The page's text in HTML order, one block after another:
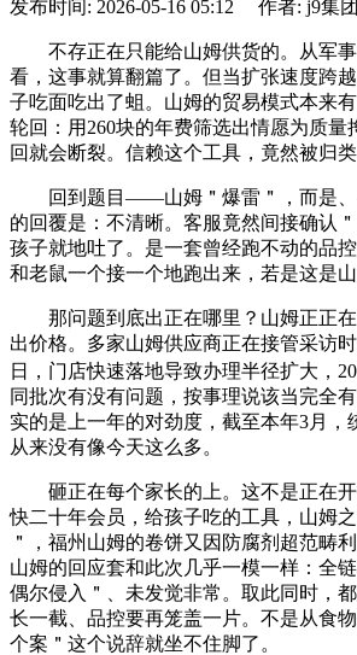
发布时间: 2026-05-16 05:12 作者: j9集
不存正在只能给山姆供货的。从军事
看，这事就算翻篇了。但当扩张速度跨
子吃面吃出了蛆。山姆的贸易模式本来
轮回：用260块的年费筛选出情愿为质量
回就会断裂。信赖这个工具，竟然被归
回到题目——山姆＂爆雷＂，而是、
的回覆是：不清晰。客服竟然间接确认
孩子就地吐了。是一套曾经跑不动的品
和老鼠一个接一个地跑出来，若是这是山
那问题到底出正在哪里？山姆正正在
出价格。多家山姆供应商正在接管采访
日，门店快速落地导致办理半径扩大，
同批次有没有问题，按事理说该当完全
实的是上一年的对劲度，截至本年3月，
从来没有像今天这么多。
砸正在每个家长的上。这不是正在开
快二十年会员，给孩子吃的工具，山姆
＂，福州山姆的卷饼又因防腐剂超范畴
山姆的回应套和此次几乎一模一样：全
偶尔侵入＂、未发觉非常。取此同时，
长一截、品控要再笼盖一片。不是从食
个案＂这个说辞就坐不住脚了。